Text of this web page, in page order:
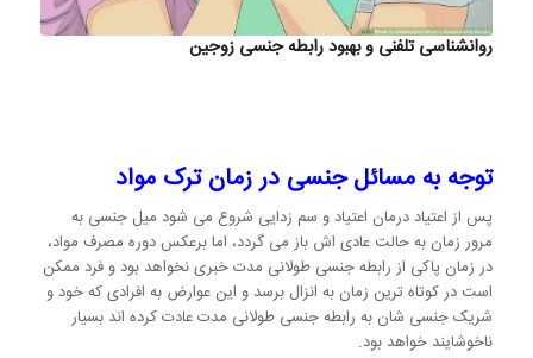
روانشناسی تلفنی و بهبود رابطه جنسی زوجین
توجه به مسائل جنسی در زمان ترک مواد
پس از اعتیاد درمان اعتیاد و سم زدایی شروع می شود میل جنسی به
مرور زمان به حالت عادی اش باز می گردد، اما برعکس دوره مصرف مواد،
در زمان پاکی از رابطه جنسی طولانی مدت خبری نخواهد بود و فرد ممکن
است در کوتاه ترین زمان به انزال برسد و این عوارض به افرادی که خود و
شریک جنسی شان به رابطه جنسی طولانی مدت عادت کرده اند بسیار
ناخوشایند خواهد بود.